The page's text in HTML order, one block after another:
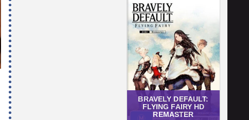
BRAVELY DEFAULT:
FLYING FAIRY HD
REMASTER